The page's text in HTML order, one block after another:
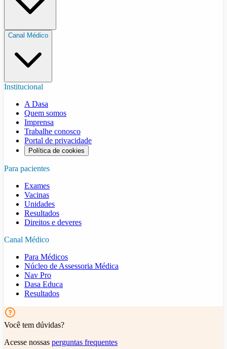
Canal Médico
Institucional
A Dasa
Quem somos
Imprensa
Trabalhe conosco
Portal de privacidade
Política de cookies
Para pacientes
Exames
Vacinas
Unidades
Resultados
Direitos e deveres
Canal Médico
Para Médicos
Núcleo de Assessoria Médica
Nav Pro
Dasa Educa
Resultados
Você tem dúvidas?
Acesse nossas perguntas frequentes